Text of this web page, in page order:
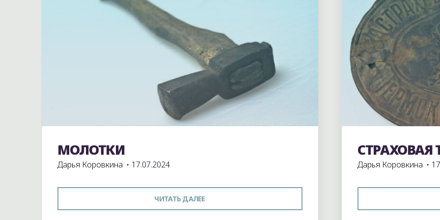
Экспонаты школьного музея
МОЛОТКИ
Дарья Коровкина 17.07.2024
ЧИТАТЬ ДАЛЕЕ
Экспонаты
СТРАХОВАЯ
Дарья Коровкина